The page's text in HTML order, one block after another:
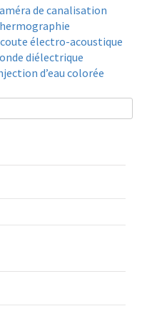
de canalisation
électro-acoustique
diélectrique
d’eau colorée